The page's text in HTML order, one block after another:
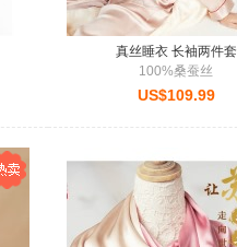
真丝睡衣 长袖两件套
100%桑蚕丝
US$109.99